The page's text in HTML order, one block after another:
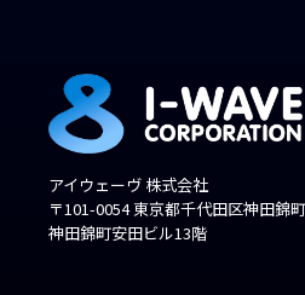
アイウェーヴ 株式会社
〒101-0054 東京都千代田区神田錦
神田錦町安田ビル13階